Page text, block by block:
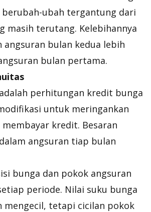
berubah-ubah tergantung dari
masih terutang. Kelebihannya
angsuran bulan kedua lebih
bulan pertama.
perhitungan kredit bunga
untuk meringankan
membayar kredit. Besaran
angsuran tiap bulan
bunga dan pokok angsuran
periode. Nilai suku bunga
mengecil, tetapi cicilan pokok